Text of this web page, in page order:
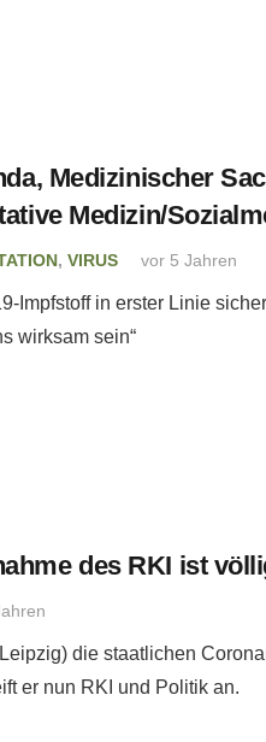
Medizinischer
Medizin/
, VIRUS vor 5 Jahren
Impfstoff in erster Linie
wirksam sein“
des RKI ist
die staatlichen
er nun RKI und Politik an.